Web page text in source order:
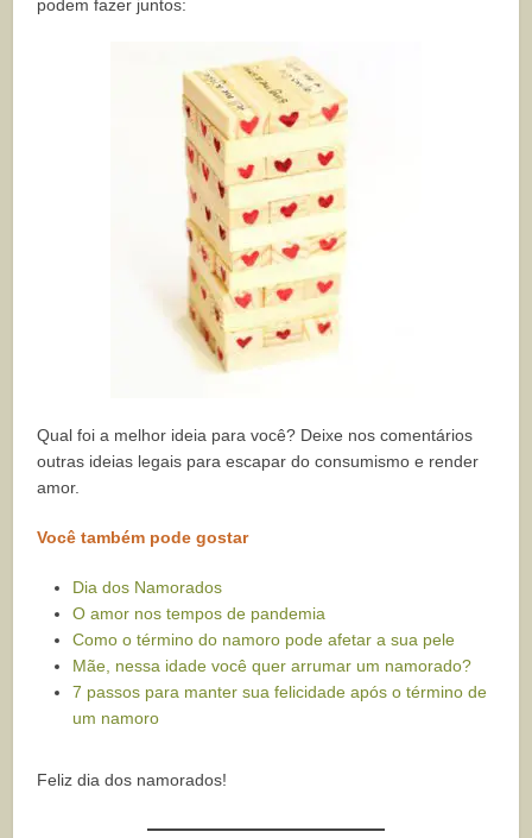
podem fazer juntos:
Qual foi a melhor ideia para você? Deixe nos comentários
outras ideias legais para escapar do consumismo e render
amor.
Você também pode gostar
Dia dos Namorados
O amor nos tempos de pandemia
Como o término do namoro pode afetar a sua pele
Mãe, nessa idade você quer arrumar um namorado?
7 passos para manter sua felicidade após o término de
um namoro
Feliz dia dos namorados!